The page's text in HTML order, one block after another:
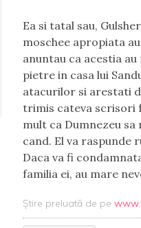
Ea si tatal sau,
moschee apropiata
anuntau ca acestia
pietre in casa lui
atacurilor si arestati
trimis cateva scrisori
mult ca Dumnezeu sa
cand. El va raspunde
Daca va fi
familia ei, au mare
Știre preluată de pe